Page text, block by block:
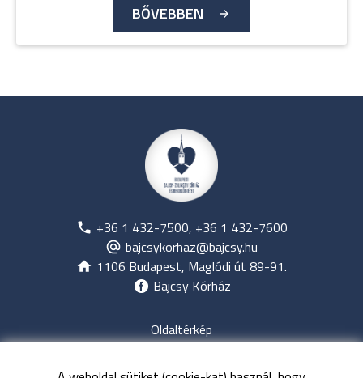
BŐVEBBEN
+36 1 432-7500, +36 1 432-7600
bajcsykorhaz@bajcsy.hu
1106 Budapest, Maglódi út 89-91.
Bajcsy Kórház
Oldaltérkép
Jogi nyilatkozat
Adatvédelem